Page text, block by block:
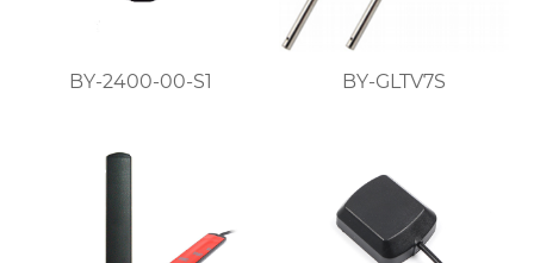
BY-2400-00-S1 BY-GLTV7S